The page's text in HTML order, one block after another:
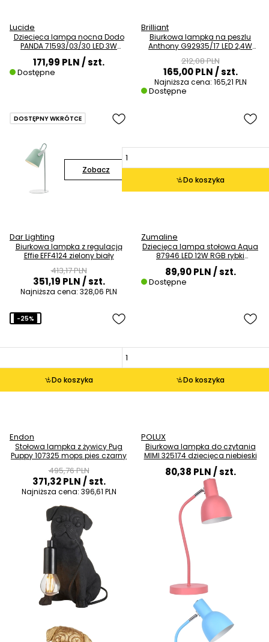
Lucide
Dziecięca lampa nocna Dodo
PANDA 71593/03/30 LED 3W
4000K czarna biała
171,99 PLN/ szt.
Dostępne
Brilliant
Biurkowa lampka na peszlu
Anthony G92935/17 LED 2,4W
212,08 PLN
165,00 PLN/ szt.
Najniższa cena: 165,21 PLN
Dostępne
Zobacz
DOSTĘPNY WKRÓTCE
Dar Lighting
Biurkowa lampka z regulacją
Effie EFF4124 zielony biały
413,17 PLN
351,19 PLN/ szt.
Najniższa cena: 328,06 PLN
Do koszyka
Zumaline
Dziecięca lampa stołowa Aqua
87946 LED 12W RGB rybki
kolorowe
89,90 PLN/ szt.
Dostępne
Do koszyka
-25%
Endon
Stołowa lampka z żywicy Pug
Puppy 107325 mops pies czarny
495,76 PLN
371,32 PLN/ szt.
Najniższa cena: 396,61 PLN
Do koszyka
POLUX
Biurkowa lampka do czytania
MIMI 325174 dziecięca niebieski
80,38 PLN/ szt.